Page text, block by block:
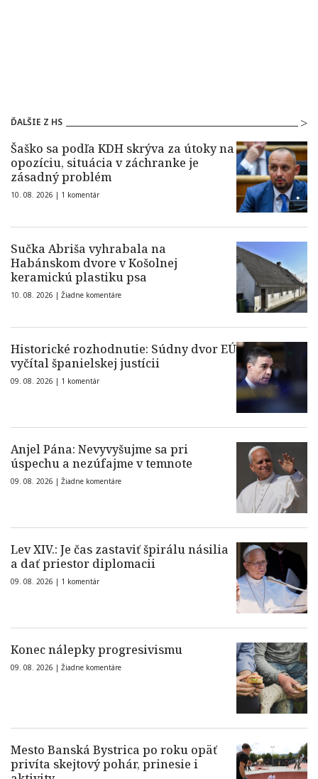
ĎALŠIE Z HS
Šaško sa podľa KDH skrýva za útoky na
opozíciu, situácia v záchranke je
zásadný problém
10. 08. 2026 | 1 komentár
Sučka Abriša vyhrabala na
Habánskom dvore v Košolnej
keramickú plastiku psa
10. 08. 2026 | Žiadne komentáre
Historické rozhodnutie: Súdny dvor EÚ
vyčítal španielskej justícii
09. 08. 2026 | 1 komentár
Anjel Pána: Nevyvyšujme sa pri
úspechu a nezúfajme v temnote
09. 08. 2026 | Žiadne komentáre
Lev XIV.: Je čas zastaviť špirálu násilia
a dať priestor diplomacii
09. 08. 2026 | 1 komentár
Konec nálepky progresivismu
09. 08. 2026 | Žiadne komentáre
Mesto Banská Bystrica po roku opäť
privíta skejtový pohár, prinesie i